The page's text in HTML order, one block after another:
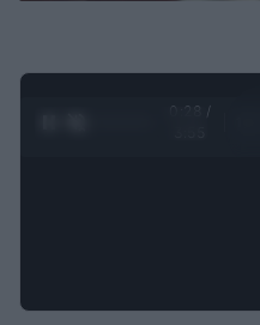
0:29 /